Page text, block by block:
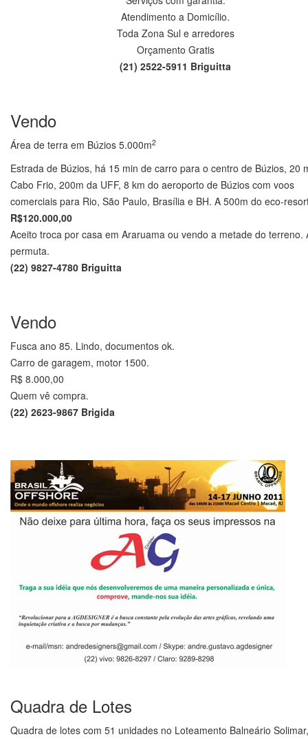
Atendimento a Domicílio.
Toda Zona Sul e arredores
Orçamento Gratis
(21) 2522-5911 Briguitta
Vendo
Área de terra em Búzios 5.000m2
Estrada de Búzios, há 15 min de carro para o centro de Búzios, 20
Cabo Frio, 200m da UFF, 8 km do aeroporto de Búzios com voos
comerciais para Rio, São Paulo, Brasília e BH. A 500m do eco-
R$120.000,00
Aceito troca por casa em Araruama ou vendo a metade do terreno.
permuta.
(22) 9827-4780 Briguitta
Vendo
Fusca ano 85. Lindo, documentos ok.
Carro de garagem, motor 1500.
R$ 8.000,00
Quem vê compra.
(22) 2623-9867 Brigida
Quadra de Lotes
Quadra de lotes com 51 unidades no Loteamento Balneário Solimar,